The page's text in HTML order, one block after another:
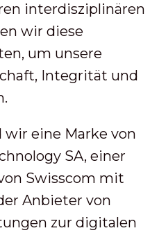
interdisziplinären
wir diese
um unsere
Integrität und
wir eine Marke von
SA, einer
Swisscom mit
Anbieter von
zur digitalen